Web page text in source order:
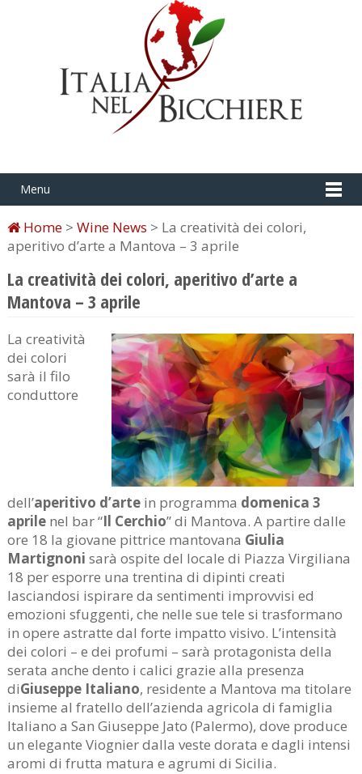
Menu
Home> Wine News > La creatività dei colori,
aperitivo d’arte a Mantova – 3 aprile
La creatività dei colori, aperitivo d’arte a
Mantova – 3 aprile
La creatività
dei colori
sarà il filo
conduttore
dell’aperitivo d’arte in programma domenica 3
aprilenel bar “Il Cerchio” di Mantova. A partire dalle
ore 18 la giovane pittrice mantovana Giulia
Martignoni sarà ospite del locale di Piazza Virgiliana
18 per esporre una trentina di dipinti creati
lasciandosi ispirare da sentimenti improvvisi ed
emozioni sfuggenti, che nelle sue tele si trasformano
in opere astratte dal forte impatto visivo. L’intensità
dei colori – e dei profumi – sarà protagonista della
serata anche dento i calici grazie alla presenza
diGiuseppe Italiano, residente a Mantova ma titolare
insieme al fratello dell’azienda agricola di famiglia
Italiano a San Giuseppe Jato (Palermo), dove produce
un elegante Viognier dalla veste dorata e dagli intensi
aromi di frutta matura e agrumi di Sicilia.